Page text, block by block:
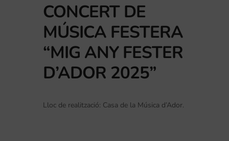
CONCERT DE
MÚSICA FESTERA
“MIG ANY FESTER
D’ADOR 2025”
Lloc de realització: Casa de la Música d’Ador.